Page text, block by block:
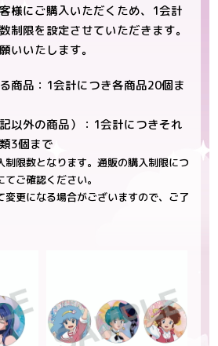
様にご購入いただくため、1会計
制限を設定させていただきます。
いいたします。
商品：1会計につき各商品20個ま
以外の商品）：1会計につきそれ
3個まで
限数となります。通販の購入制限につ
ご確認ください。
更になる場合がございますので、ご了